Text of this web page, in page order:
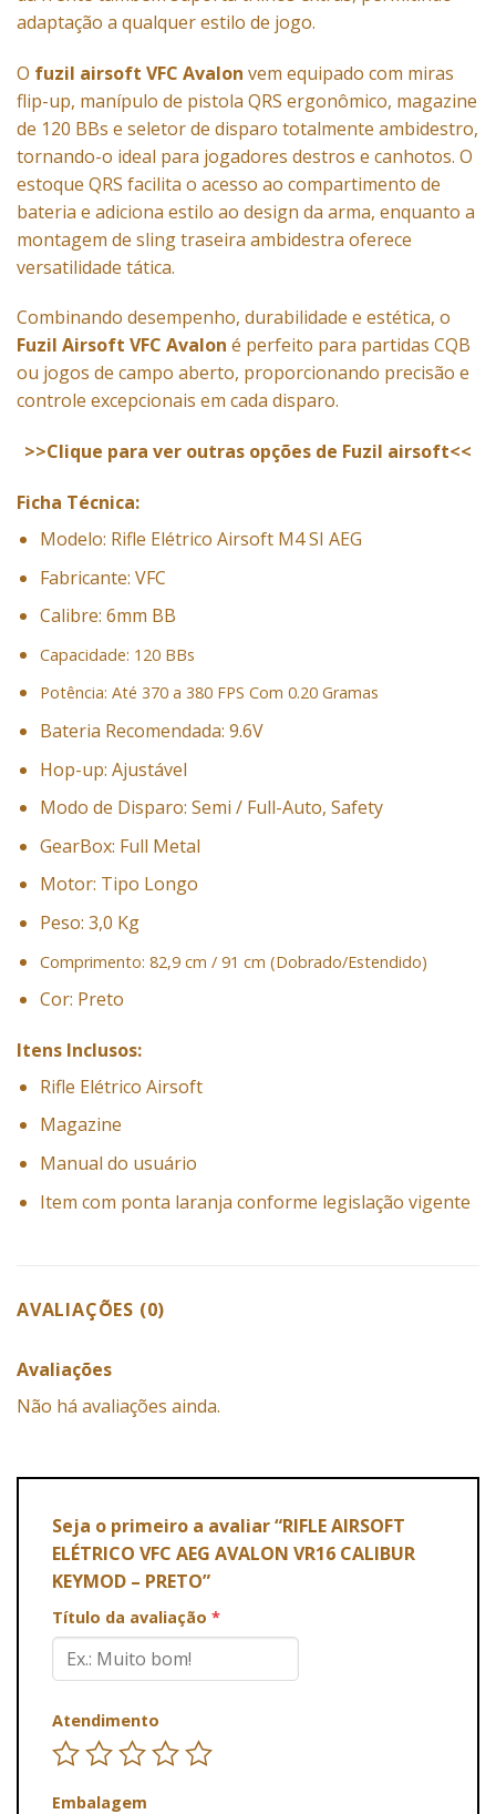
adaptação a qualquer estilo de jogo.
O fuzil airsoft VFC Avalon vem equipado com miras
flip-up, manípulo de pistola QRS ergonômico, magazine
de 120 BBs e seletor de disparo totalmente ambidestro,
tornando-o ideal para jogadores destros e canhotos. O
estoque QRS facilita o acesso ao compartimento de
bateria e adiciona estilo ao design da arma, enquanto a
montagem de sling traseira ambidestra oferece
versatilidade tática.
Combinando desempenho, durabilidade e estética, o
Fuzil Airsoft VFC Avalon é perfeito para partidas CQB
ou jogos de campo aberto, proporcionando precisão e
controle excepcionais em cada disparo.
>>Clique para ver outras opções de Fuzil airsoft<<
Ficha Técnica:
Modelo: Rifle Elétrico Airsoft M4 SI AEG
Fabricante: VFC
Calibre: 6mm BB
Capacidade: 120 BBs
Potência: Até 370 a 380 FPS Com 0.20 Gramas
Bateria Recomendada: 9.6V
Hop-up: Ajustável
Modo de Disparo: Semi / Full-Auto, Safety
GearBox: Full Metal
Motor: Tipo Longo
Peso: 3,0 Kg
Comprimento: 82,9 cm / 91 cm (Dobrado/Estendido)
Cor: Preto
Itens Inclusos:
Rifle Elétrico Airsoft
Magazine
Manual do usuário
Item com ponta laranja conforme legislação vigente
AVALIAÇÕES (0)
Avaliações
Não há avaliações ainda.
Seja o primeiro a avaliar “RIFLE AIRSOFT
ELÉTRICO VFC AEG AVALON VR16 CALIBUR
KEYMOD – PRETO”
Título da avaliação *
Atendimento
Embalagem